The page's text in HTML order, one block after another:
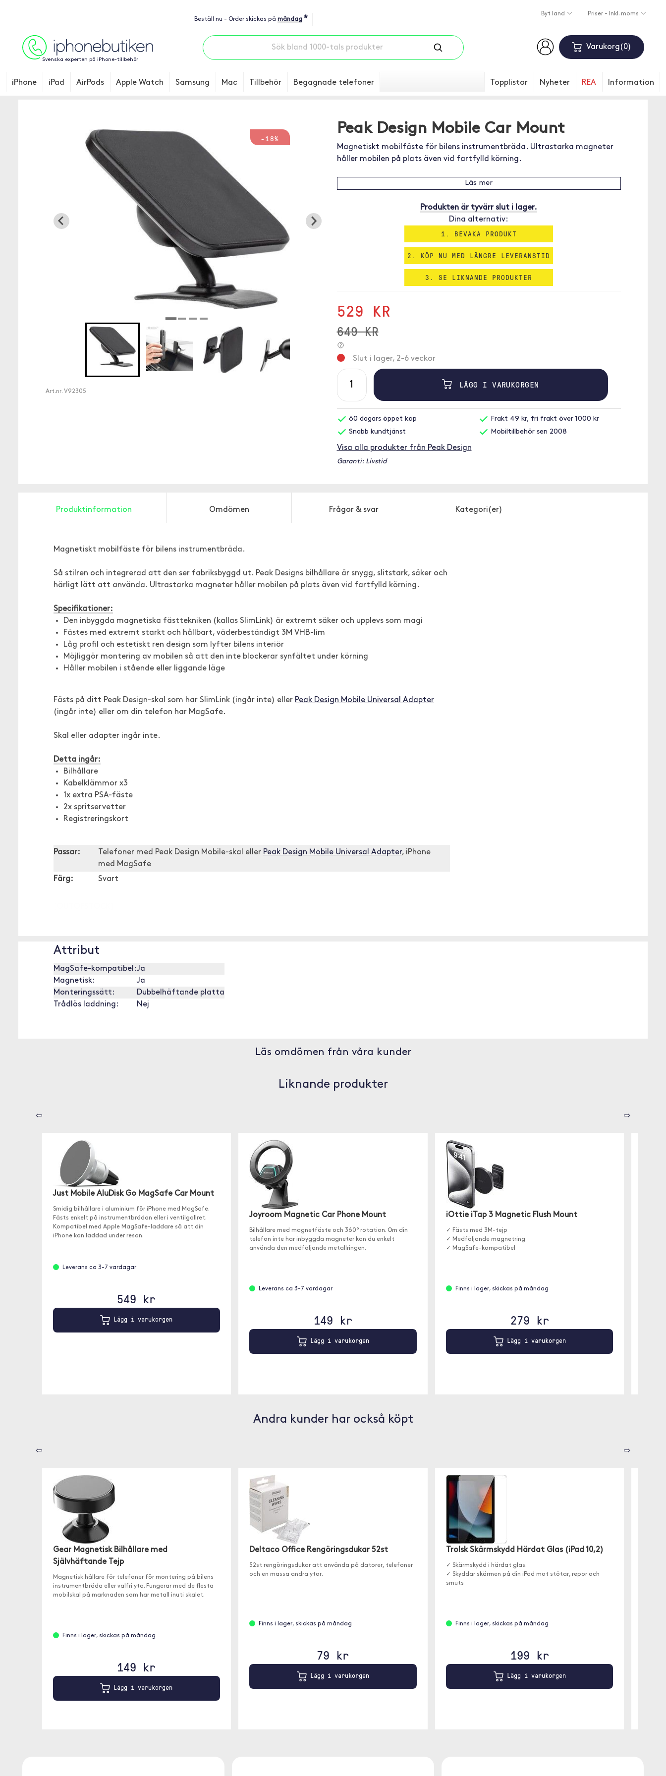
Beställ nu - Order skickas på måndag *
Byt land Priser - Inkl. moms
Svenska experten på iPhone-tillbehör
Varukorg 0
iPhone iPad AirPods Apple Watch Samsung Mac Tillbehör Begagnade telefoner Topplistor Nyheter REA Information
-18%
Art.nr. V92305
Peak Design Mobile Car Mount
Magnetiskt mobilfäste för bilens instrumentbräda. Ultrastarka magneter
håller mobilen på plats även vid fartfylld körning.
Läs mer
Produkten är tyvärr slut i lager.
Dina alternativ:
1. BEVAKA PRODUKT
2. KÖP NU MED LÄNGRE LEVERANSTID
3. SE LIKNANDE PRODUKTER
529 KR
649 KR
Slut i lager, 2-6 veckor
LÄGG I VARUKORGEN
60 dagars öppet köp
Frakt 49 kr, fri frakt över 1000 kr
Snabb kundtjänst
Mobiltillbehör sen 2008
Visa alla produkter från Peak Design
Garanti: Livstid
Produktinformation Omdömen Frågor & svar Kategori(er)
Magnetiskt mobilfäste för bilens instrumentbräda.
Så stilren och integrerad att den ser fabriksbyggd ut. Peak Designs bilhållare är snygg, slitstark, säker och
härligt lätt att använda. Ultrastarka magneter håller mobilen på plats även vid fartfylld körning.
Specifikationer:
Den inbyggda magnetiska fästtekniken (kallas SlimLink) är extremt säker och upplevs som magi
Fästes med extremt starkt och hållbart, väderbeständigt 3M VHB-lim
Låg profil och estetiskt ren design som lyfter bilens interiör
Möjliggör montering av mobilen så att den inte blockerar synfältet under körning
Håller mobilen i stående eller liggande läge
Fästs på ditt Peak Design-skal som har SlimLink (ingår inte) eller Peak Design Mobile Universal Adapter
(ingår inte) eller om din telefon har MagSafe.
Skal eller adapter ingår inte.
Detta ingår:
Bilhållare
Kabelklämmor x3
1x extra PSA-fäste
2x spritservetter
Registreringskort
Passar: Telefoner med Peak Design Mobile-skal eller Peak Design Mobile Universal Adapter, iPhone
med MagSafe
Färg:
Svart
Attribut
MagSafe-kompatibel:Ja
Magnetisk:
Ja
Monteringssätt:
Dubbelhäftande platta
Trådlös laddning:
Nej
Läs omdömen från våra kunder
Liknande produkter
⇦ ⇨
Just Mobile AluDisk Go MagSafe Car Mount
Smidig bilhållare i aluminium för iPhone med MagSafe.
Fästs enkelt på instrumentbrädan eller i ventilgallret.
Kompatibel med Apple MagSafe-laddare så att din
iPhone kan laddad under resan.
Leverans ca 3-7 vardagar
549 kr
Lägg i varukorgen
Joyroom Magnetic Car Phone Mount
Bilhållare med magnetfäste och 360° rotation. Om din
telefon inte har inbyggda magneter kan du enkelt
använda den medföljande metallringen.
Leverans ca 3-7 vardagar
149 kr
Lägg i varukorgen
iOttie iTap 3 Magnetic Flush Mount
✓ Fästs med 3M-tejp
✓ Medföljande magnetring
✓ MagSafe-kompatibel
Finns i lager, skickas på måndag
279 kr
Lägg i varukorgen
Andra kunder har också köpt
⇦ ⇨
Gear Magnetisk Bilhållare med
Självhäftande Tejp
Magnetisk hållare för telefoner för montering på bilens
instrumentbräda eller valfri yta. Fungerar med de flesta
mobilskal på marknaden som har metall inuti skalet.
Finns i lager, skickas på måndag
149 kr
Lägg i varukorgen
Deltaco Office Rengöringsdukar 52st
52st rengöringsdukar att använda på datorer, telefoner
och en massa andra ytor.
Finns i lager, skickas på måndag
79 kr
Lägg i varukorgen
Trolsk Skärmskydd Härdat Glas (iPad 10,2)
✓ Skärmskydd i härdat glas.
✓ Skyddar skärmen på din iPad mot stötar, repor och
smuts
Finns i lager, skickas på måndag
199 kr
Lägg i varukorgen